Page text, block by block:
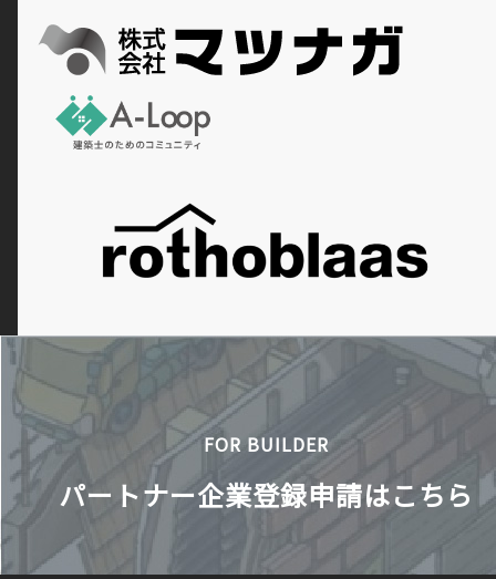
FOR BUILDER
パートナー企業登録申請はこちら